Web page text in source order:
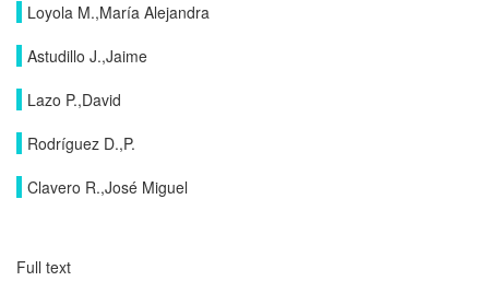
Loyola M.,María Alejandra
Astudillo J.,Jaime
Lazo P.,David
Rodríguez D.,P.
Clavero R.,José Miguel
Full text